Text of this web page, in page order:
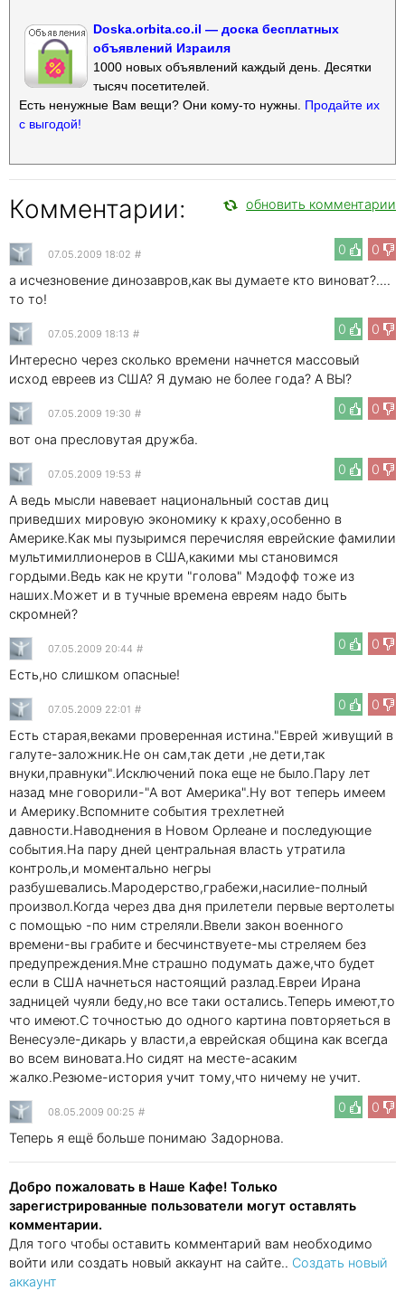
Doska.orbita.co.il — доска бесплатных
объявлений Израиля
1000 новых объявлений каждый день. Десятки
тысяч посетителей.
Есть ненужные Вам вещи? Они кому-то нужны. Продайте их
с выгодой!
Комментарии: обновить комментарии
0 0
07.05.2009 18:02 #
а исчезновение динозавров,как вы думаете кто виноват?....
то то!
0
0
07.05.2009 18:13 #
Интересно через сколько времени начнется массовый
исход евреев из США? Я думаю не более года? А ВЫ?
0
0
07.05.2009 19:30 #
вот она пресловутая дружба.
0
0
07.05.2009 19:53 #
А ведь мысли навевает национальный состав диц
приведших мировую экономику к краху,особенно в
Америке.Как мы пузыримся перечисляя еврейские фамилии
мультимиллионеров в США,какими мы становимся
гордыми.Ведь как не крути "голова" Мэдофф тоже из
наших.Может и в тучные времена евреям надо быть
скромней?
0
0
07.05.2009 20:44 #
Есть,но слишком опасные!
0
0
07.05.2009 22:01 #
Есть старая,веками проверенная истина."Еврей живущий в
галуте-заложник.Не он сам,так дети ,не дети,так
внуки,правнуки".Исключений пока еще не было.Пару лет
назад мне говорили-"А вот Америка".Ну вот теперь имеем
и Америку.Вспомните события трехлетней
давности.Наводнения в Новом Орлеане и последующие
события.На пару дней центральная власть утратила
контроль,и моментально негры
разбушевались.Мародерство,грабежи,насилие-полный
произвол.Когда через два дня прилетели первые вертолеты
с помощью -по ним стреляли.Ввели закон военного
времени-вы грабите и бесчинствуете-мы стреляем без
предупреждения.Мне страшно подумать даже,что будет
если в США начнеться настоящий разлад.Евреи Ирана
задницей чуяли беду,но все таки остались.Теперь имеют,то
что имеют.С точностью до одного картина повторяеться в
Венесуэле-дикарь у власти,а еврейская община как всегда
во всем виновата.Но сидят на месте-асаким
жалко.Резюме-история учит тому,что ничему не учит.
0
0
08.05.2009 00:25 #
Теперь я ещё больше понимаю Задорнова.
Добро пожаловать в Наше Кафе! Только
зарегистрированные пользователи могут оставлять
комментарии.
Для того чтобы оставить комментарий вам необходимо
войти или создать новый аккаунт на сайте.. Создать новый
аккаунт